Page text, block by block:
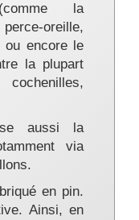
la
oreille,
ou encore le
la plupart
cochenilles,
aussi la
via
en pin.
Ainsi, en